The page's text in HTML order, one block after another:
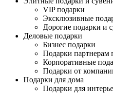
VIP подарки
Эксклюзивные
Дорогие подарки и
Деловые подарки
Бизнес подарки
Подарки партнерам
Корпоративные
Подарки от
Подарки для дома
Подарки для